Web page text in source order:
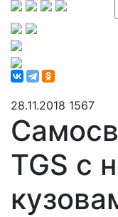
28.11.2018 1567
TGS с